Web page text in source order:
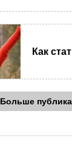
Как
Больше